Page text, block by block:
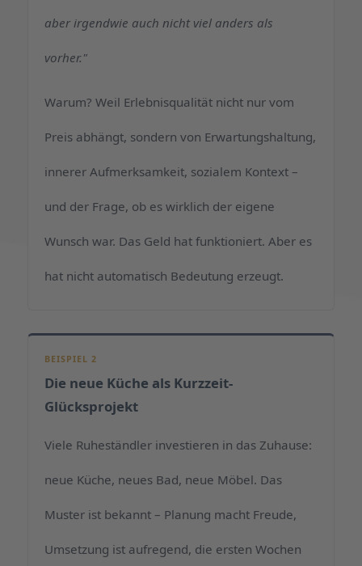
aber irgendwie auch nicht viel anders als
vorher."
Warum? Weil Erlebnisqualität nicht nur vom
Preis abhängt, sondern von Erwartungshaltung,
innerer Aufmerksamkeit, sozialem Kontext –
und der Frage, ob es wirklich der eigene
Wunsch war. Das Geld hat funktioniert. Aber es
hat nicht automatisch Bedeutung erzeugt.
BEISPIEL 2
Die neue Küche als Kurzzeit-
Glücksprojekt
Viele Ruheständler investieren in das Zuhause:
neue Küche, neues Bad, neue Möbel. Das
Muster ist bekannt – Planung macht Freude,
Umsetzung ist aufregend, die ersten Wochen